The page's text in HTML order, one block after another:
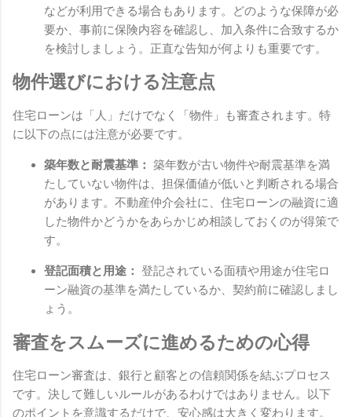
などが利用できる場合もあります。どのような保障が必
要か、事前に保険内容を確認し、加入条件に合致するか
を検討しましょう。正直な告知が何よりも重要です。
物件選びにおける注意点
住宅ローンは「人」だけでなく「物件」も審査されます。特
に以下の点には注意が必要です。
築年数と耐震基準： 築年数が古い物件や耐震基準を満
たしていない物件は、担保価値が低いと判断される場合
があります。不動産仲介会社に、住宅ローンの融資に適
した物件かどうかをあらかじめ相談しておくのが得策で
す。
登記面積と用途： 登記されている面積や用途が住宅ロ
ーン融資の基準を満たしているか、契約前に確認しまし
ょう。
審査をスムーズに進めるための心得
住宅ローン審査は、銀行と顧客との信頼関係を結ぶプロセス
です。決して難しいルールがあるわけではありません。以下
のポイントを意識するだけで、安心感は大きく変わります。